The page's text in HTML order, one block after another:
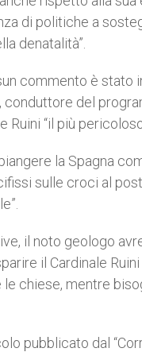
di politiche a
denatalità”.
commento è
del
Ruini “il più
la Spagna
sulle croci al
il noto geologo
il Cardinale
chiese, mentre
pubblicato dal